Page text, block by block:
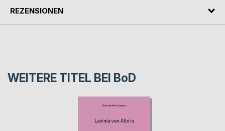
REZENSIONEN
WEITERE TITEL BEI BoD